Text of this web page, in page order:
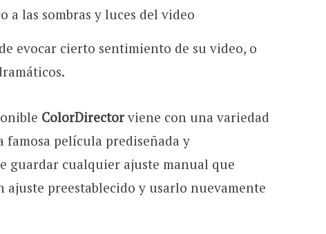
a las sombras y luces del video
evocar cierto sentimiento de su video, o
ColorDirectorviene con una variedad
famosa película prediseñada y
guardar cualquier ajuste manual que
ajuste preestablecido y usarlo nuevamente